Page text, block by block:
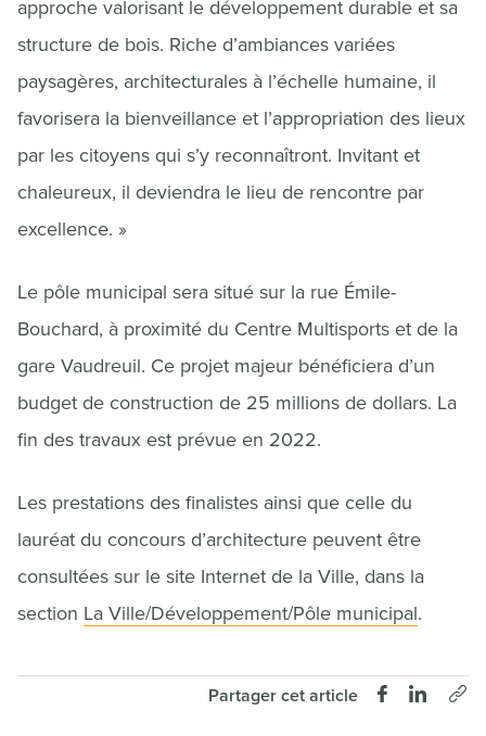
approche valorisant le développement durable et sa
structure de bois. Riche d’ambiances variées
paysagères, architecturales à l’échelle humaine, il
favorisera la bienveillance et l’appropriation des lieux
par les citoyens qui s’y reconnaîtront. Invitant et
chaleureux, il deviendra le lieu de rencontre par
excellence. »
Le pôle municipal sera situé sur la rue Émile-
Bouchard, à proximité du Centre Multisports et de la
gare Vaudreuil. Ce projet majeur bénéficiera d’un
budget de construction de 25 millions de dollars. La
fin des travaux est prévue en 2022.
Les prestations des finalistes ainsi que celle du
lauréat du concours d’architecture peuvent être
consultées sur le site Internet de la Ville, dans la
section La Ville/Développement/Pôle municipal.
Partager cet article